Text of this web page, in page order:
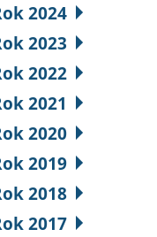
2024
2023
2022
2021
2020
2019
2018
2017